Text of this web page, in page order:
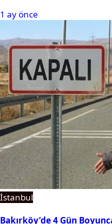
1 ay önce
İstanbul
Bakırköy’de 4 Gün